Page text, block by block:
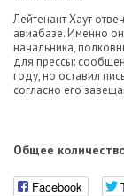
Лейтенант Хаут
авиабазе. Именно
начальника,
для прессы:
году, но оставил
согласно его
Общее
Facebook